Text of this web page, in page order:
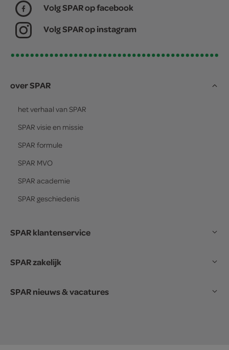
Volg SPAR op facebook
Volg SPAR op instagram
over SPAR
het verhaal van SPAR
SPAR visie en missie
SPAR formule
SPAR MVO
SPAR academie
SPAR geschiedenis
SPAR klantenservice
SPAR zakelijk
SPAR nieuws & vacatures